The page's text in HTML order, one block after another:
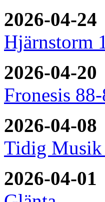
2026-04-24
Hjärnstorm
2026-04-20
Fronesis
2026-04-08
Tidig Musik
2026-04-01